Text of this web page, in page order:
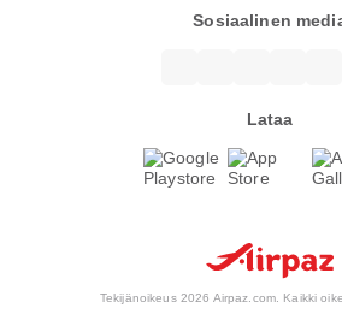
Sosiaalinen
Lataa
Tekijänoikeus 2026 Airpaz.com. Kaikki